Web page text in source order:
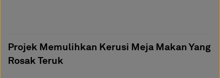
Projek Memulihkan Kerusi Meja Makan Yang
Rosak Teruk